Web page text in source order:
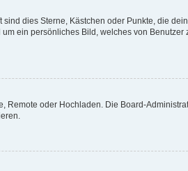
dies Sterne, Kästchen oder Punkte, die
ein persönliches Bild, welches von Benutzer
Remote oder Hochladen. Die Board-